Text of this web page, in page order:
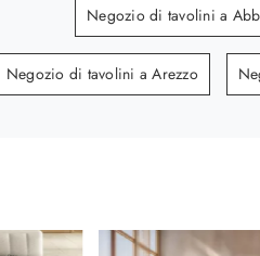
Negozio di tavolini a
Negozio di tavolini a Arezzo